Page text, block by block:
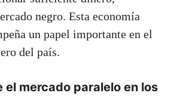
negro. Esta economía
un papel importante en el
del país.
el mercado paralelo en los